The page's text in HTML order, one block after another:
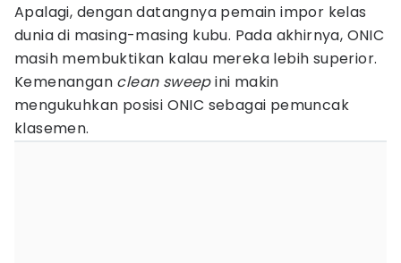
Apalagi, dengan datangnya pemain impor kelas
dunia di masing-masing kubu. Pada akhirnya, ONIC
masih membuktikan kalau mereka lebih superior.
Kemenangan clean sweepini makin
mengukuhkan posisi ONIC sebagai pemuncak
klasemen.